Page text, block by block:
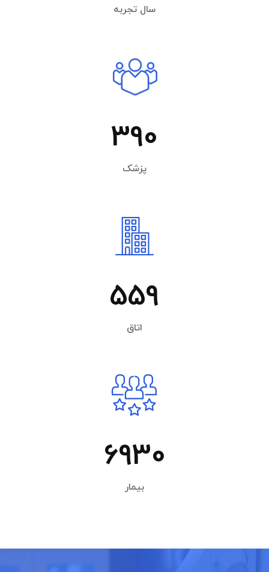
سال تجربه
390
پزشک
559
اتاق
6930
بیمار